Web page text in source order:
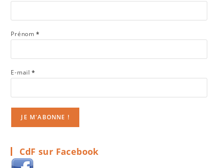
Prénom*
E-mail*
CdF sur Facebook